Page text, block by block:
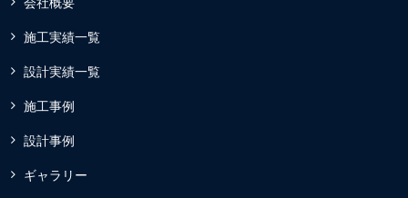
会社概要
施工実績一覧
設計実績一覧
施工事例
設計事例
ギャラリー